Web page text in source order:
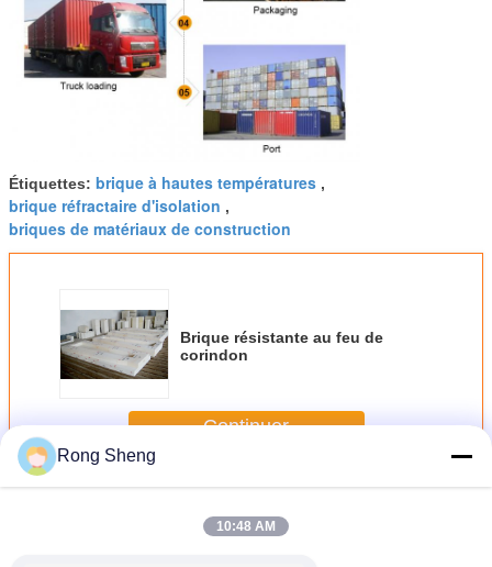
Étiquettes: brique à hautes températures ,
brique réfractaire d'isolation ,
briques de matériaux de construction
Brique résistante au feu de
corindon
Continuer
PlusBrique de corindon
Rong Sheng
10:48 AM